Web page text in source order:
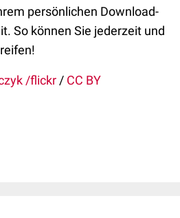
persönlichen Download-
So können Sie jederzeit und
/flickr / CC BY